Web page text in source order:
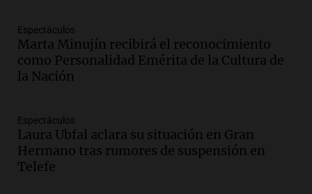
y llega avión para escuelas de la décima
brigada aérea
Panorama Federal
Episodios
como enfermedad laboral tras la muerte
de un docente
Panorama Federal
Episodios
Espectáculos
Marta Minujín recibirá el reconocimiento
como Personalidad Emérita de la Cultura de
la Nación
Espectáculos
Laura Ubfal aclara su situación en Gran
Hermano tras rumores de suspensión en
Telefe